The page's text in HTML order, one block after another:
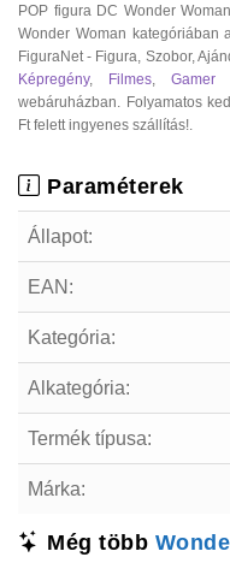
POP figura DC Wonder
Wonder Woman kategóriában
FiguraNet - Figura, Szobor,
Képregény, Filmes, Gamer
webáruházban. Folyamatos
Ft felett ingyenes szállítás!.
Paraméterek
Állapot:
EAN:
Kategória:
Alkategória:
Termék típusa:
Márka:
Még több